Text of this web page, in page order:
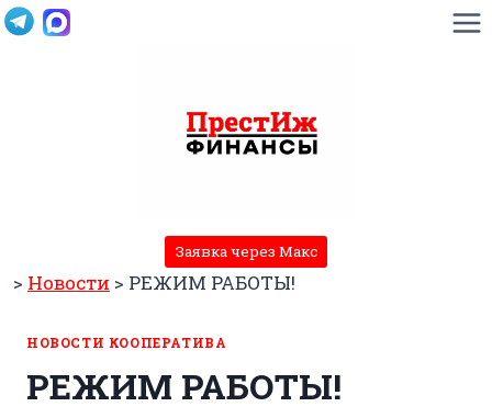
Перейти
Заявка через Макс
> Новости > РЕЖИМ РАБОТЫ!
НОВОСТИ КООПЕРАТИВА
РЕЖИМ РАБОТЫ!